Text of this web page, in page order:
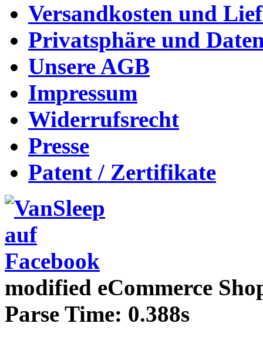
Versandkosten und
Privatsphäre und
Unsere AGB
Impressum
Widerrufsrecht
Presse
Patent / Zertifikate
modified eCommerce
Parse Time: 0.388s